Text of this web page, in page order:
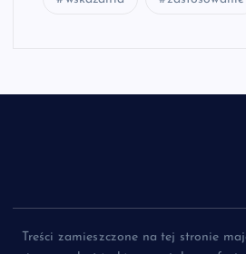
Treści zamieszczone na tej stronie